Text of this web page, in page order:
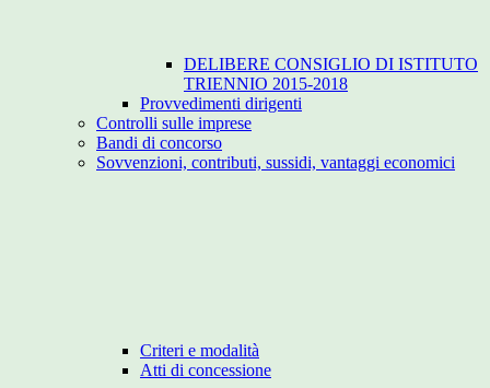
DELIBERE CONSIGLIO DI ISTITUTO
TRIENNIO 2015-2018
Provvedimenti dirigenti
Controlli sulle imprese
Bandi di concorso
Sovvenzioni, contributi, sussidi, vantaggi economici
Criteri e modalità
Atti di concessione